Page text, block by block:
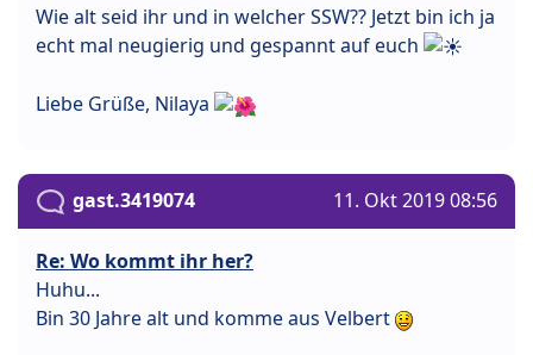
Wie alt seid ihr und in welcher SSW?? Jetzt bin ich ja
echt mal neugierig und gespannt auf euch
Liebe Grüße, Nilaya
gast.3419074 11. Okt 2019 08:56
Re: Wo kommt ihr her?
Huhu...
Bin 30 Jahre alt und komme aus Velbert